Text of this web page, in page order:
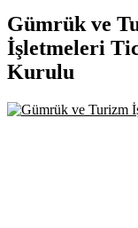
Gümrük ve
İşletmeleri
Kurulu